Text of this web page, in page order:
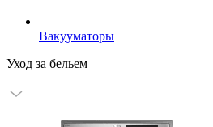
Вакууматоры
Уход за бельем